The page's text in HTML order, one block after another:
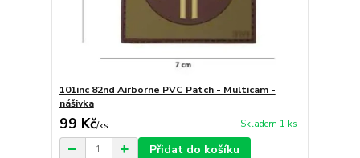
101inc 82nd Airborne PVC Patch - Multicam -
nášivka
99 Kč/ks Skladem 1 ks
Přidat do košíku